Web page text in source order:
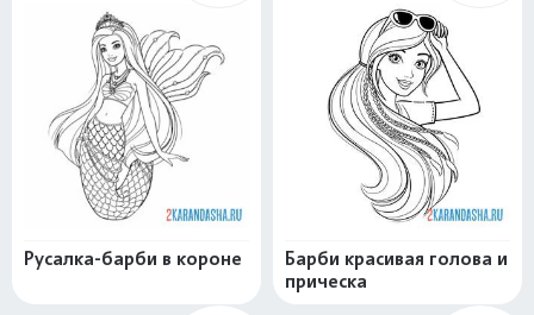
Русалка-барби в короне
Барби красивая голова и
прическа